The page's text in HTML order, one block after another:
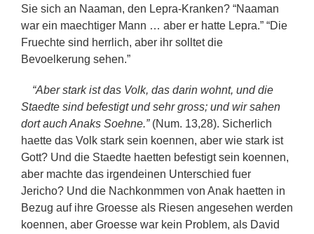
Sie sich an Naaman, den Lepra-Kranken? “Naaman
war ein maechtiger Mann … aber er hatte Lepra.” “Die
Fruechte sind herrlich, aber ihr solltet die
Bevoelkerung sehen.”
“Aber stark ist das Volk, das darin wohnt, und die
Staedte sind befestigt und sehr gross; und wir sahen
dort auch Anaks Soehne.”(Num. 13,28). Sicherlich
haette das Volk stark sein koennen, aber wie stark ist
Gott? Und die Staedte haetten befestigt sein koennen,
aber machte das irgendeinen Unterschied fuer
Jericho? Und die Nachkonmmen von Anak haetten in
Bezug auf ihre Groesse als Riesen angesehen werden
koennen, aber Groesse war kein Problem, als David